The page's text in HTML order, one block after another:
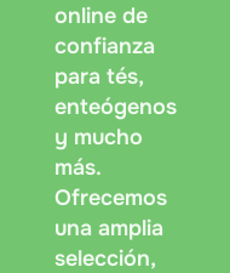
online de
confianza
para tés,
enteógenos
y mucho
más.
Ofrecemos
una amplia
selección,